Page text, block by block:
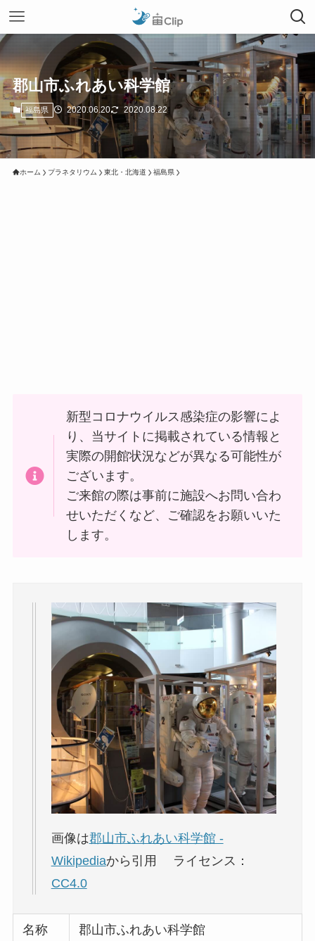
郡山市ふれあい科学館
福島県 2020.06.20 2020.08.22
ホーム プラネタリウム 東北・北海道 福島県
新型コロナウイルス感染症の影響によ
り、当サイトに掲載されている情報と
実際の開館状況などが異なる可能性が
ございます。
ご来館の際は事前に施設へお問い合わ
せいただくなど、ご確認をお願いいた
します。
画像は郡山市ふれあい科学館 -
Wikipediaから引用 ライセンス：
CC4.0
名称 郡山市ふれあい科学館